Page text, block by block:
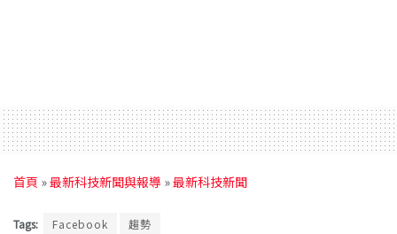
首頁 »最新科技新聞與報導 »最新科技新聞
Tags: Facebook 趨勢